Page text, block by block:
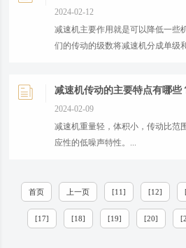
2024-02-12
减速机主要作用就是可以降低一些
们的传动的级数将减速机分成单级
减速机传动的主要特点有哪些
2024-02-09
减速机重量轻，体积小，传动比范
应性的低噪声特性。...
首页 上一页 [11] [12]
[17] [18] [19] [20]